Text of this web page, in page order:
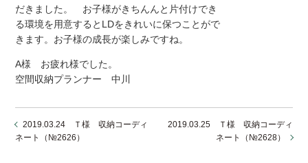
だきました。 お子様がきちんんと片付けでき
る環境を用意するとLDをきれいに保つことがで
きます。お子様の成長が楽しみですね。
A様 お疲れ様でした。
空間収納プランナー 中川
2019.03.24 Ｔ様 収納コーディ
ネート（№2626）
2019.03.25 Ｔ様 収納コーディ
ネート（№2628）